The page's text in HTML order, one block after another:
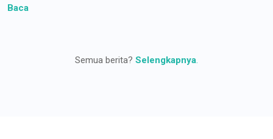
Baca
Semua berita? Selengkapnya